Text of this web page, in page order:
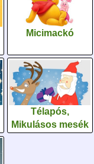
Micimackó
Télapós,
Mikulásos mesék